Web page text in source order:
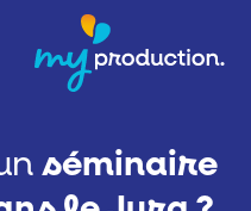
séminaire